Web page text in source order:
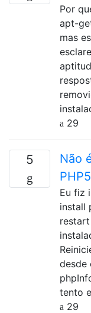
Por
apt-
mas
29
5
Não
PHP5
Eu fiz
install
desde
tento
29